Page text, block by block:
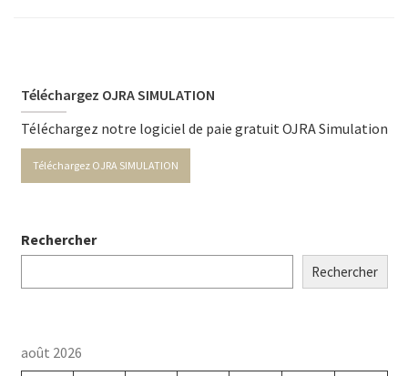
Téléchargez OJRA SIMULATION
Téléchargez notre logiciel de paie gratuit OJRA Simulation
Téléchargez OJRA SIMULATION
Rechercher
Rechercher
août 2026